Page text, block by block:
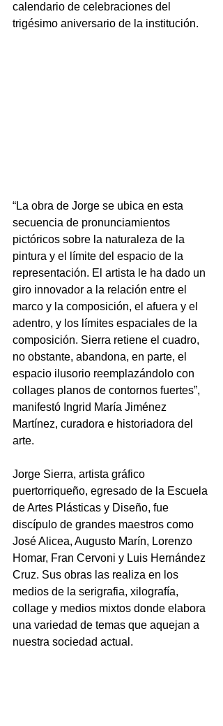
calendario de celebraciones del
trigésimo aniversario de la institución.
“La obra de Jorge se ubica en esta
secuencia de pronunciamientos
pictóricos sobre la naturaleza de la
pintura y el límite del espacio de la
representación. El artista le ha dado un
giro innovador a la relación entre el
marco y la composición, el afuera y el
adentro, y los límites espaciales de la
composición. Sierra retiene el cuadro,
no obstante, abandona, en parte, el
espacio ilusorio reemplazándolo con
collages planos de contornos fuertes”,
manifestó Ingrid María Jiménez
Martínez, curadora e historiadora del
arte.
Jorge Sierra, artista gráfico
puertorriqueño, egresado de la Escuela
de Artes Plásticas y Diseño, fue
discípulo de grandes maestros como
José Alicea, Augusto Marín, Lorenzo
Homar, Fran Cervoni y Luis Hernández
Cruz. Sus obras las realiza en los
medios de la serigrafia, xilografía,
collage y medios mixtos donde elabora
una variedad de temas que aquejan a
nuestra sociedad actual.